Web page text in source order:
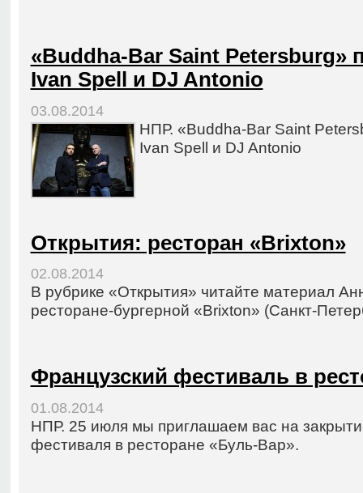
«Buddha-Bar Saint Petersburg»
Ivan Spell и DJ Antonio
03.08.2014
НПР. «Buddha-Bar Saint
Ivan Spell и DJ Antonio
Открытия: ресторан «Brixton»
02.08.2014
В рубрике «Открытия» читайте материал
ресторане-бургерной «Brixton» (Санкт-
Французский фестиваль в
01.08.2014
НПР. 25 июля мы приглашаем вас на
фестиваля в ресторане «Буль-Вар».